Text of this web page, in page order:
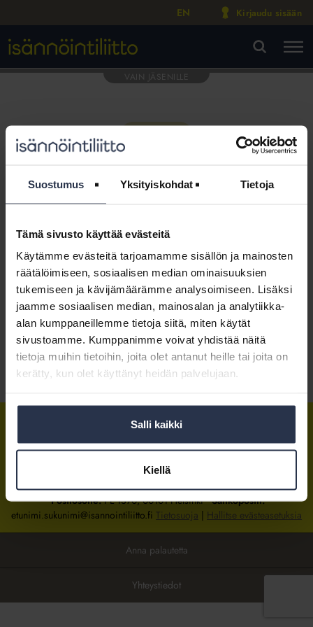
Suostumus Yksityiskohdat Tietoja
Tämä sivusto käyttää evästeitä
Käytämme evästeitä tarjoamamme sisällön ja mainosten
räätälöimiseen, sosiaalisen median ominaisuuksien
tukemiseen ja kävijämäärämme analysoimiseen. Lisäksi
jaamme sosiaalisen median, mainosalan ja analytiikka-
alan kumppaneillemme tietoja siitä, miten käytät
sivustoamme. Kumppanimme voivat yhdistää näitä
tietoja muihin tietoihin, joita olet antanut heille tai joita on
kerätty, kun olet käyttänyt heidän palvelujaan.
Salli kaikki
Kiellä
EN Kirjaudu sisään
Tämä osio on rajattu
Isännöintiliiton jäsenyritysten
henkilökunnalle
Kirjaudu sisään
Tietoa jäsenyydestä
IsännöintiliittoIsännöintiliittoIsännöintiliitto
Isännöintiliiton toimistosijaitsee Hakaniemessä Helsingissä.
Postiosoite:PL 1370, 00101 HelsinkiSähköpostit:
etunimi.sukunimi@isannointiliitto.fi Tietosuoja | Hallitse evästeasetuksia
Anna palautetta
Yhteystiedot